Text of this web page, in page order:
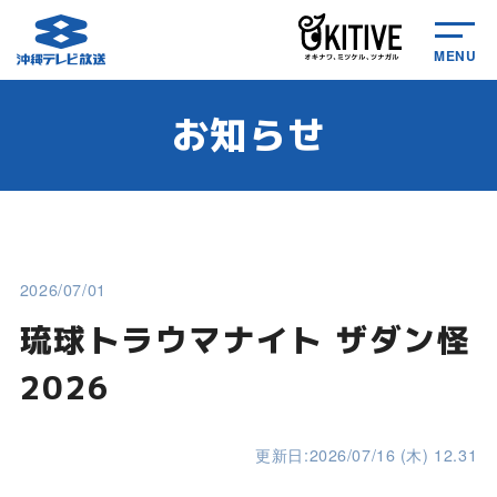
MENU
お知らせ
2026/07/01
琉球トラウマナイト ザダン怪
2026
更新日:2026/07/16 (木) 12.31